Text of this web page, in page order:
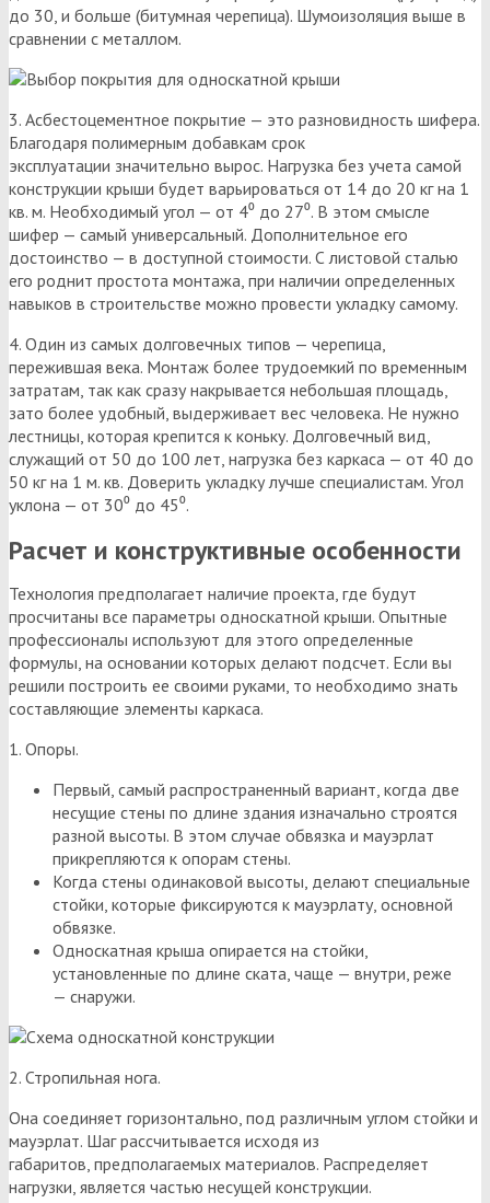
до 30, и больше (битумная черепица). Шумоизоляция выше в
сравнении с металлом.
3. Асбестоцементное покрытие — это разновидность шифера.
Благодаря полимерным добавкам срок
эксплуатации значительно вырос. Нагрузка без учета самой
конструкции крыши будет варьироваться от 14 до 20 кг на 1
кв. м. Необходимый угол — от 4⁰ до 27⁰. В этом смысле
шифер — самый универсальный. Дополнительное его
достоинство — в доступной стоимости. С листовой сталью
его роднит простота монтажа, при наличии определенных
навыков в строительстве можно провести укладку самому.
4. Один из самых долговечных типов — черепица,
пережившая века. Монтаж более трудоемкий по временным
затратам, так как сразу накрывается небольшая площадь,
зато более удобный, выдерживает вес человека. Не нужно
лестницы, которая крепится к коньку. Долговечный вид,
служащий от 50 до 100 лет, нагрузка без каркаса — от 40 до
50 кг на 1 м. кв. Доверить укладку лучше специалистам. Угол
уклона — от 30⁰ до 45⁰.
Расчет и конструктивные особенности
Технология предполагает наличие проекта, где будут
просчитаны все параметры односкатной крыши. Опытные
профессионалы используют для этого определенные
формулы, на основании которых делают подсчет. Если вы
решили построить ее своими руками, то необходимо знать
составляющие элементы каркаса.
1. Опоры.
Первый, самый распространенный вариант, когда две
несущие стены по длине здания изначально строятся
разной высоты. В этом случае обвязка и мауэрлат
прикрепляются к опорам стены.
Когда стены одинаковой высоты, делают специальные
стойки, которые фиксируются к мауэрлату, основной
обвязке.
Односкатная крыша опирается на стойки,
установленные по длине ската, чаще — внутри, реже
— снаружи.
2. Стропильная нога.
Она соединяет горизонтально, под различным углом стойки и
мауэрлат. Шаг рассчитывается исходя из
габаритов, предполагаемых материалов. Распределяет
нагрузки, является частью несущей конструкции.